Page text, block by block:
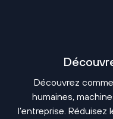
Découvrez
humaines,
l’entreprise.